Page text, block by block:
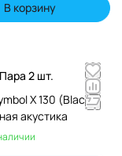
В корзину
Пара 2 шт.
(Black)
акустика